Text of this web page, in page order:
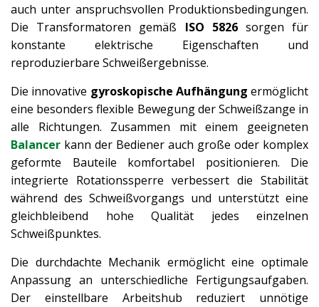
auch unter anspruchsvollen Produktionsbedingungen.
Die Transformatoren gemäß ISO 5826sorgen für
konstante elektrische Eigenschaften und
reproduzierbare Schweißergebnisse.
Die innovative gyroskopische Aufhängung ermöglicht
eine besonders flexible Bewegung der Schweißzange in
alle Richtungen. Zusammen mit einem geeigneten
Balancer kann der Bediener auch große oder komplex
geformte Bauteile komfortabel positionieren. Die
integrierte Rotationssperre verbessert die Stabilität
während des Schweißvorgangs und unterstützt eine
gleichbleibend hohe Qualität jedes einzelnen
Schweißpunktes.
Die durchdachte Mechanik ermöglicht eine optimale
Anpassung an unterschiedliche Fertigungsaufgaben.
Der einstellbare Arbeitshub reduziert unnötige